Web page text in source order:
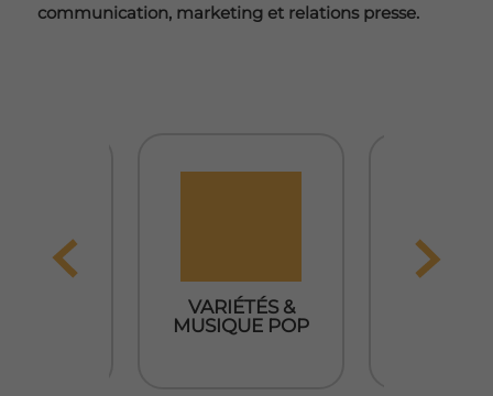
communication, marketing et relations presse.
MUSIQUES
DU MONDE